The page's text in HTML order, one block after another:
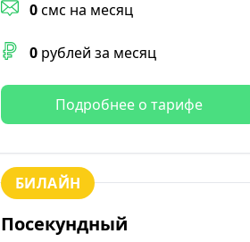
0смс на месяц
0 рублей за месяц
Подробнее о тарифе
БИЛАЙН
Посекундный